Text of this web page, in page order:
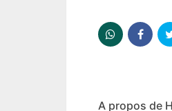
A propos de